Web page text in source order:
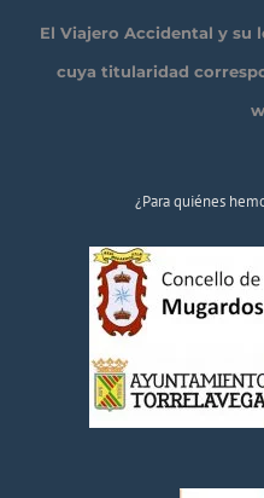
El Viajero Accidental y su
cuya titularidad
¿Para quiénes